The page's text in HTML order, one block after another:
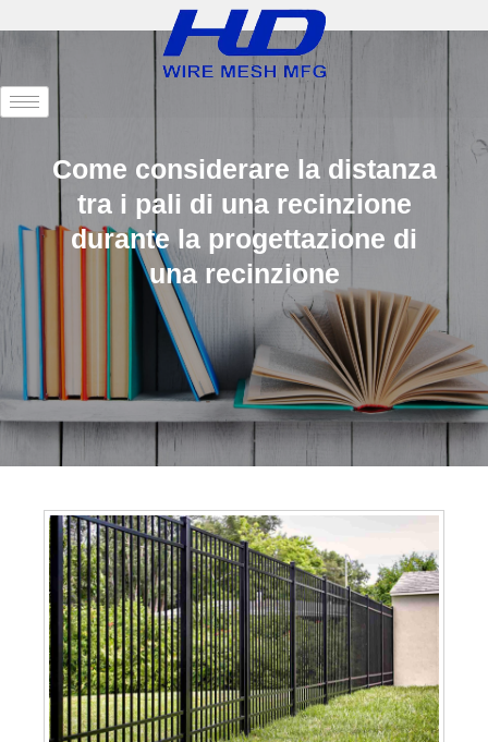
Come considerare la distanza
tra i pali di una recinzione
durante la progettazione di
una recinzione